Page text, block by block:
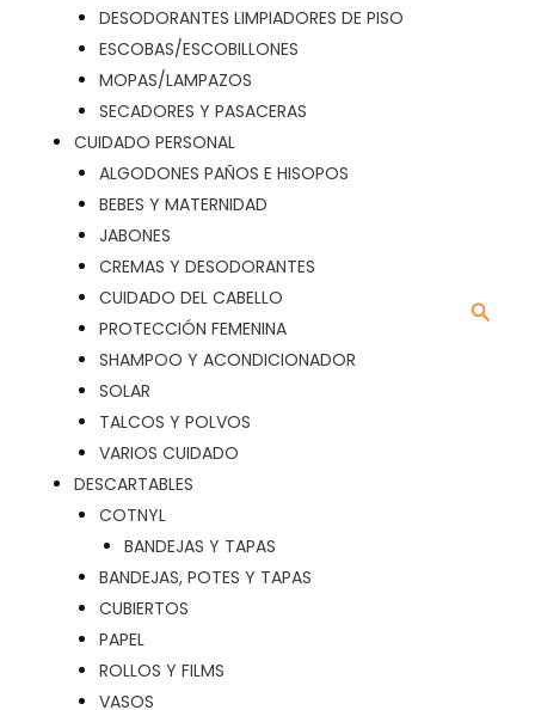
DESODORANTES LIMPIADORES DE PISO
ESCOBAS/ESCOBILLONES
MOPAS/LAMPAZOS
SECADORES Y PASACERAS
CUIDADO PERSONAL
ALGODONES PAÑOS E HISOPOS
BEBES Y MATERNIDAD
JABONES
CREMAS Y DESODORANTES
CUIDADO DEL CABELLO
PROTECCIÓN FEMENINA
SHAMPOO Y ACONDICIONADOR
SOLAR
TALCOS Y POLVOS
VARIOS CUIDADO
DESCARTABLES
COTNYL
BANDEJAS Y TAPAS
BANDEJAS, POTES Y TAPAS
CUBIERTOS
PAPEL
ROLLOS Y FILMS
VASOS